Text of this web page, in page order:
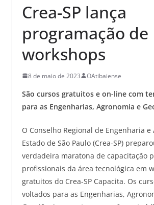
Crea-SP lança
programação de
workshops
8 de maio de 2023 OAtibaiense
São cursos gratuitos e on-line com
para as Engenharias, Agronomia e
O Conselho Regional de Engenharia
Estado de São Paulo (Crea-SP)
verdadeira maratona de capacitação
profissionais da área tecnológica em
gratuitos do Crea-SP Capacita. Os
voltados para as Engenharias,